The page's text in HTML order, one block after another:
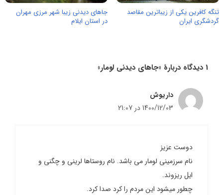
تنگه کافرین یکی از زیباترین مقاصد
گردشگری ایران
جاهای دیدنی زیبا شهر مرزی مهران
در استان ایلام
1 دیدگاه دربارهٔ «جاهای دیدنی لومار»
داریوش
1400/12/03 در 21:07
دوست عزیز
نام سرزمینی لومار می باشد. نام روستاها لرینی و چگنی و
ایل ریزوند.
چطور میشود این مردم را کرد صدا کرد.